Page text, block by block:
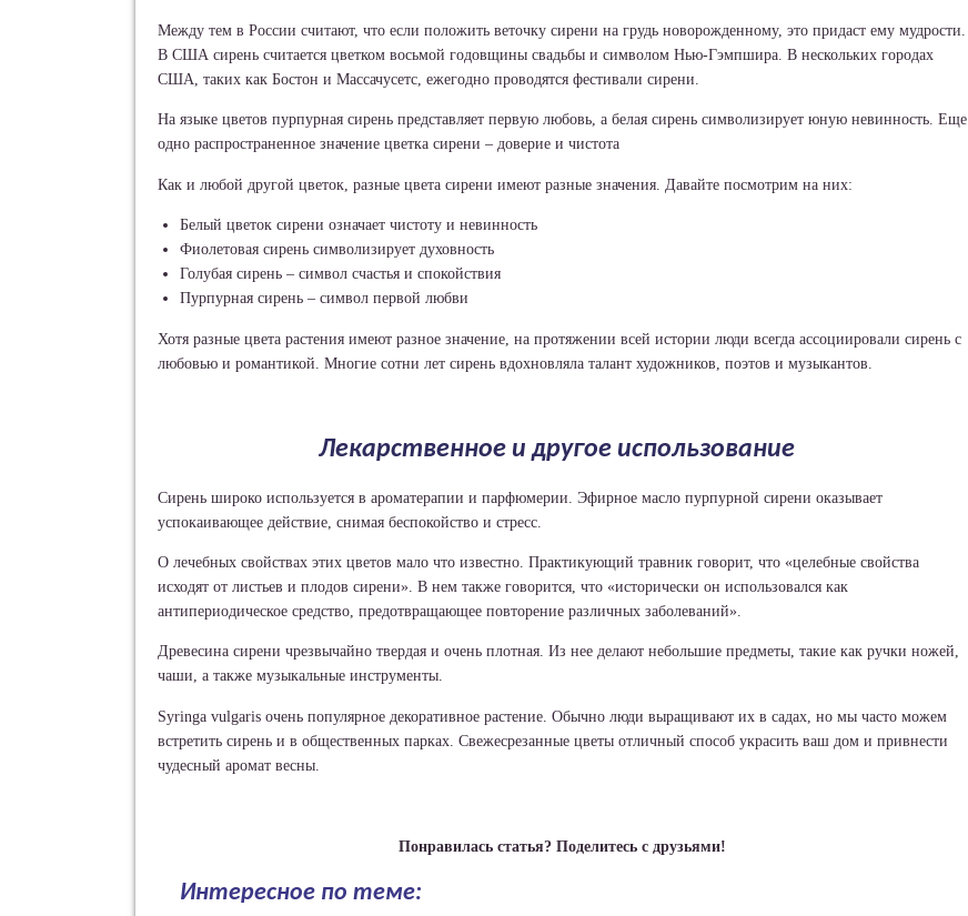
Между тем в России считают, что если положить веточку сирени на грудь новорожденному, это придаст ему мудрости.
В США сирень считается цветком восьмой годовщины свадьбы и символом Нью-Гэмпшира. В нескольких городах
США, таких как Бостон и Массачусетс, ежегодно проводятся фестивали сирени.
На языке цветов пурпурная сирень представляет первую любовь, а белая сирень символизирует юную невинность. Еще
одно распространенное значение цветка сирени – доверие и чистота
Как и любой другой цветок, разные цвета сирени имеют разные значения. Давайте посмотрим на них:
Белый цветок сирени означает чистоту и невинность
Фиолетовая сирень символизирует духовность
Голубая сирень – символ счастья и спокойствия
Пурпурная сирень – символ первой любви
Хотя разные цвета растения имеют разное значение, на протяжении всей истории люди всегда ассоциировали сирень с
любовью и романтикой. Многие сотни лет сирень вдохновляла талант художников, поэтов и музыкантов.
Лекарственное и другое использование
Сирень широко используется в ароматерапии и парфюмерии. Эфирное масло пурпурной сирени оказывает
успокаивающее действие, снимая беспокойство и стресс.
О лечебных свойствах этих цветов мало что известно. Практикующий травник говорит, что «целебные свойства
исходят от листьев и плодов сирени». В нем также говорится, что «исторически он использовался как
антипериодическое средство, предотвращающее повторение различных заболеваний».
Древесина сирени чрезвычайно твердая и очень плотная. Из нее делают небольшие предметы, такие как ручки ножей,
чаши, а также музыкальные инструменты.
Syringa vulgaris очень популярное декоративное растение. Обычно люди выращивают их в садах, но мы часто можем
встретить сирень и в общественных парках. Свежесрезанные цветы отличный способ украсить ваш дом и привнести
чудесный аромат весны.
Понравилась статья? Поделитесь с друзьями!
Интересное по теме: